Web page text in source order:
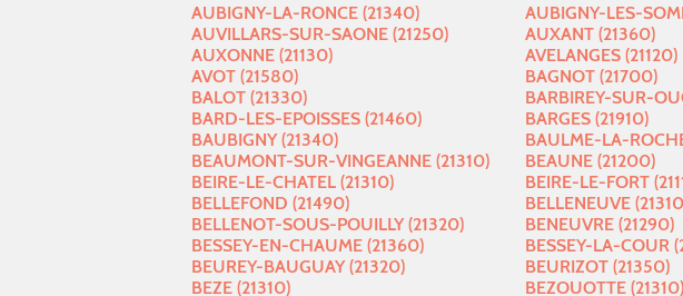
AUBIGNY-LA-RONCE (21340) AUBIGNY-LES-
AUVILLARS-SUR-SAONE (21250)
AUXANT (21360)
AUXONNE (21130)
AVELANGES (21120)
AVOT (21580)
BAGNOT (21700)
BALOT (21330)
BARBIREY-SUR-
BARD-LES-EPOISSES (21460)
BARGES (21910)
BAUBIGNY (21340)
BAULME-LA-
BEAUMONT-SUR-VINGEANNE (21310)
BEAUNE (21200)
BEIRE-LE-CHATEL (21310)
BEIRE-LE-FORT
BELLEFOND (21490)
BELLENEUVE
BELLENOT-SOUS-POUILLY (21320)
BENEUVRE (21290)
BESSEY-EN-CHAUME (21360)
BESSEY-LA-COUR
BEUREY-BAUGUAY (21320)
BEURIZOT (21350)
BEZE (21310)
BEZOUOTTE (21310)